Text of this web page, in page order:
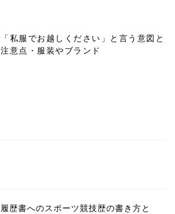
「私服でお越しください」と言う意図と
注意点・服装やブランド
履歴書へのスポーツ競技歴の書き方と